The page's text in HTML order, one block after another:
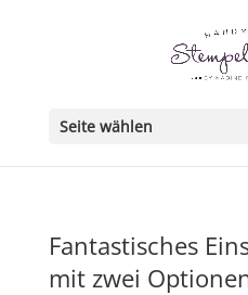
Seite wählen
Fantastisches
mit zwei